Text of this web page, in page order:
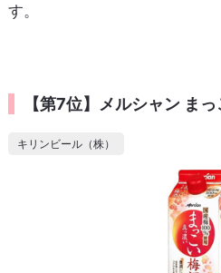
す。
【第7位】メルシャン ま
キリンビール（株）